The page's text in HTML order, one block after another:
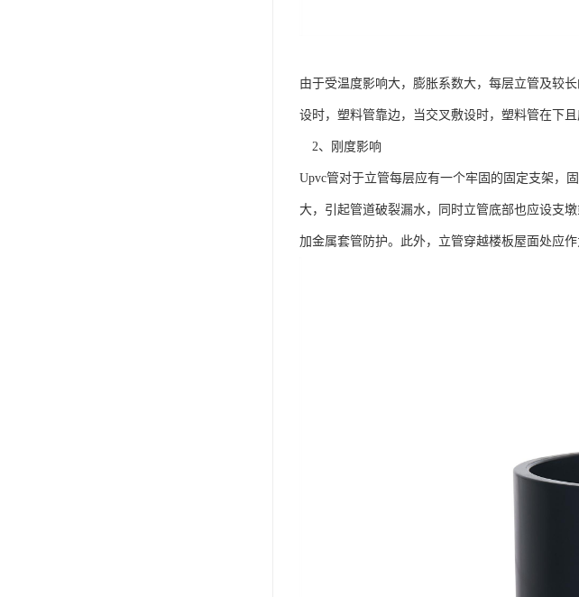
由于受温度影响大，膨胀系数大，每层立管及较
设时，塑料管靠边，当交叉敷设时，塑料管在下
2、刚度影响
Upvc管对于立管每层应有一个牢固的固定支架，
大，引起管道破裂漏水，同时立管底部也应设支
加金属套管防护。此外，立管穿越楼板屋面处应